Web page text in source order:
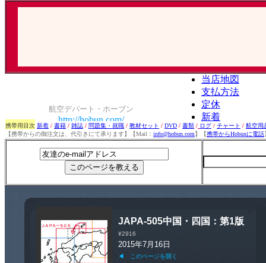
携帯用目次 新着 / 書籍 / 雑誌 / 問題集・就職 / 教材セット / DVD / 書類 / ログ / チャート / 航空用
【携帯からの御注文は、代引きにて承ります】【Mail： info@hobun.com】【携帯からHobunに電話